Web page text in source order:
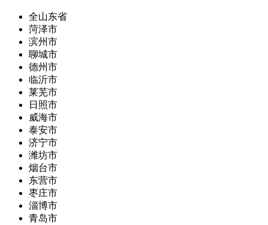
全山东省
菏泽市
滨州市
聊城市
德州市
临沂市
莱芜市
日照市
威海市
泰安市
济宁市
潍坊市
烟台市
东营市
枣庄市
淄博市
青岛市